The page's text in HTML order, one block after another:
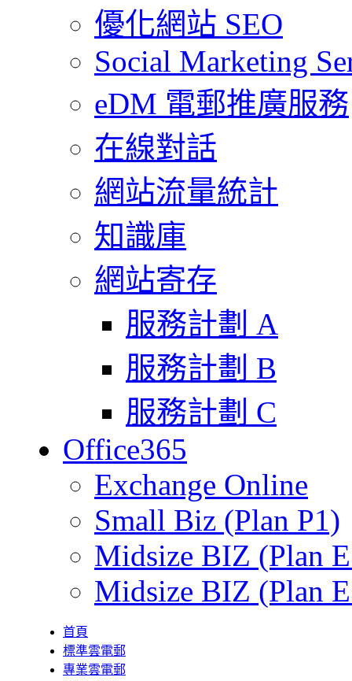
優化網站 SEO
Social Marketing
eDM 電郵推廣服務
在線對話
網站流量統計
知識庫
網站寄存
服務計劃 A
服務計劃 B
服務計劃 C
Office365
Exchange Online
Small Biz (Plan P1)
Midsize BIZ (Plan
Midsize BIZ (Plan
首頁
標準雲電郵
專業雲電郵